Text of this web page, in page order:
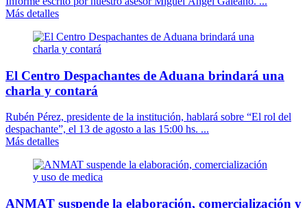
Más detalles
El Centro Despachantes de Aduana brindará una
charla y contará
Rubén Pérez, presidente de la institución, hablará sobre “El rol del
despachante”, el 13 de agosto a las 15:00 hs. ...
Más detalles
ANMAT suspende la elaboración, comercialización y